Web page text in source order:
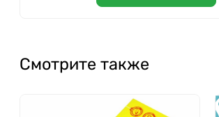
Смотрите также